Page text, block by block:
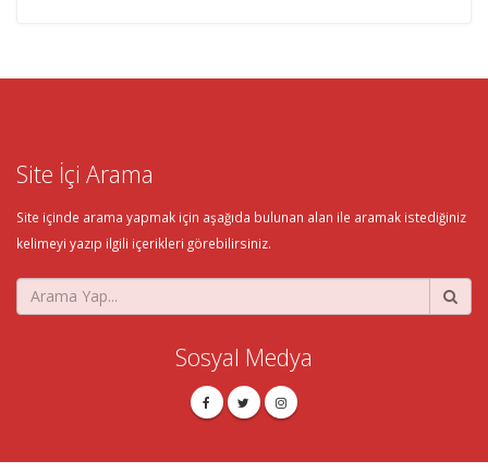
Site İçi Arama
Site içinde arama yapmak için aşağıda bulunan alan ile aramak istediğiniz
kelimeyi yazıp ilgili içerikleri görebilirsiniz.
Sosyal Medya